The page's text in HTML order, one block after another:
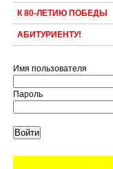
К 80-ЛЕТИЮ ПОБЕДЫ
АБИТУРИЕНТУ!
Имя пользователя
Пароль